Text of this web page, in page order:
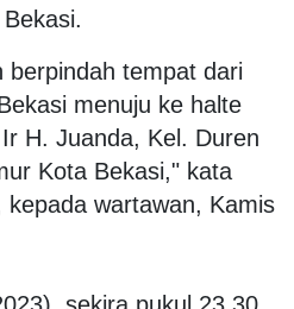
berpindah tempat dari
menuju ke halte
H. Juanda, Kel. Duren
Kota Bekasi," kata
kepada wartawan, Kamis